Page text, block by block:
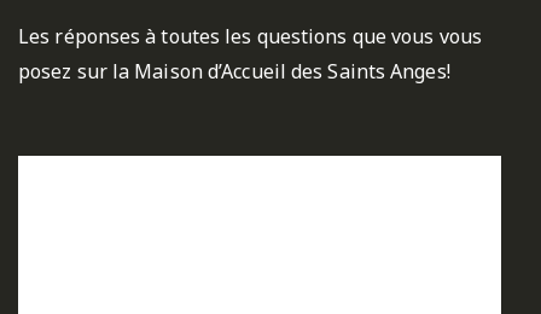
Les réponses à toutes les questions que vous vous
posez sur la Maison d’Accueil des Saints Anges!